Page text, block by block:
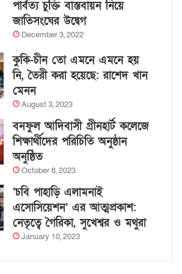
পার্বত্য চুক্তি বাস্তবায়ন নিয়ে
জাতিসংঘের উদ্বেগ
December 3, 2022
কুকি-চীন তো এমনে এমনে হয়
নি, তৈরী করা হয়েছে: রাশেদ খান
মেনন
August 3, 2023
বনফুল আদিবাসী গ্রীনহার্ট কলেজে
শিক্ষার্থীদের পরিচিতি অনুষ্ঠান
অনুষ্ঠিত
October 8, 2023
‘চবি পাহাড়ি এলামনাই
এসোসিয়েশন’ এর আত্মপ্রকাশ:
নেতৃত্বে গৈরিকা, সুখেশ্বর ও মথুরা
January 10, 2023